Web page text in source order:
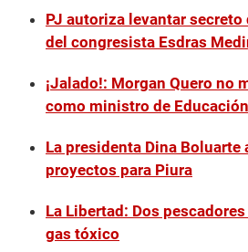
PJ autoriza levantar
del congresista Esdras
¡Jalado!: Morgan Quero no
como ministro de Educación
La presidenta Dina Boluarte
proyectos para Piura
La Libertad: Dos
gas tóxico